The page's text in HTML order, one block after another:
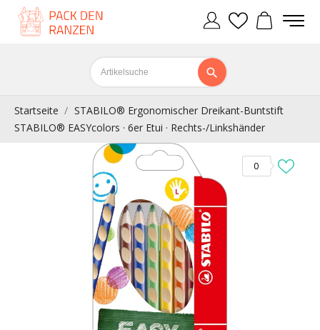
Startseite
STABILO® Ergonomischer Dreikant-Buntstift
STABILO® EASYcolors · 6er Etui · Rechts-/Linkshänder
0